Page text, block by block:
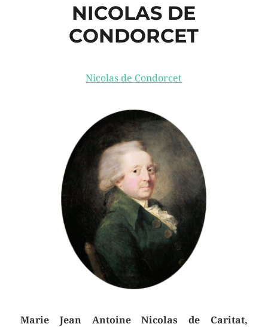
NICOLAS DE
CONDORCET
Nicolas de Condorcet
Marie Jean Antoine Nicolas de Caritat,